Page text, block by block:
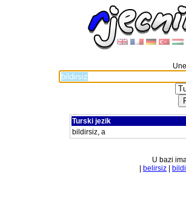
Turski jezik
bildirsiz, a
U bazi
belirsiz